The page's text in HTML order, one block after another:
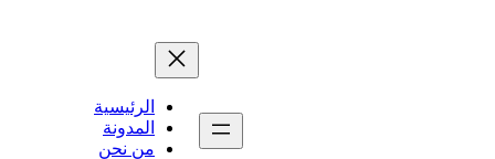
الرئيسية
المدونة
من نحن